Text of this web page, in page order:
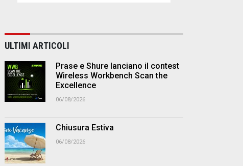
ULTIMI ARTICOLI
Prase e Shure lanciano il contest
Wireless Workbench Scan the
Excellence
06/08/2026
Chiusura Estiva
06/08/2026